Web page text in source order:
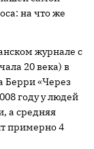
на что же
журнале с
20 века) в
Берри «Через
году у людей
а средняя
примерно 4